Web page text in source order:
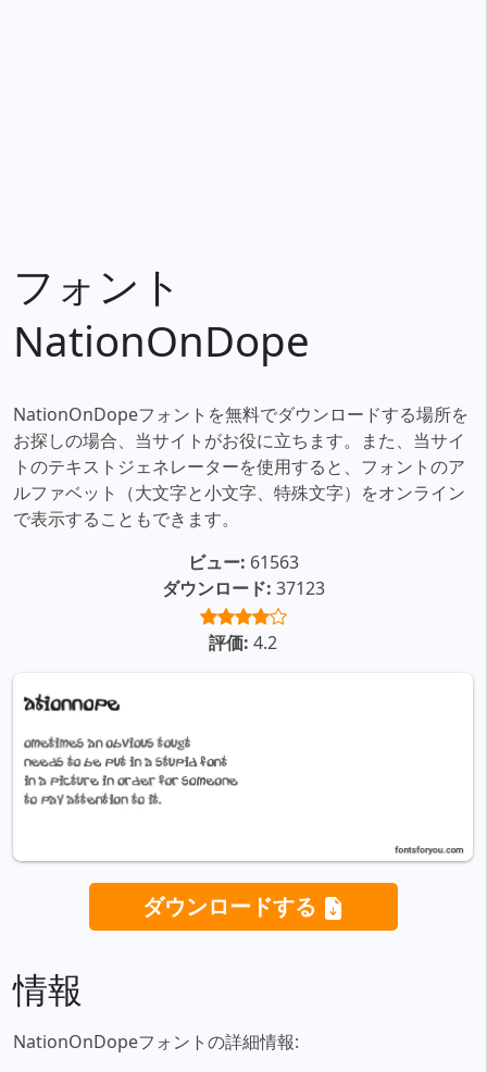
フォント
NationOnDope
NationOnDopeフォントを無料でダウンロードする場所を
お探しの場合、当サイトがお役に立ちます。また、当サイ
トのテキストジェネレーターを使用すると、フォントのア
ルファベット（大文字と小文字、特殊文字）をオンライン
で表示することもできます。
ビュー: 61563
ダウンロード: 37123
評価: 4.2
ダウンロードする
情報
NationOnDopeフォントの詳細情報: